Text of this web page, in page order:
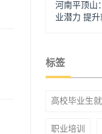
河南平顶山
业潜力 提
标签
高校毕业生
职业培训